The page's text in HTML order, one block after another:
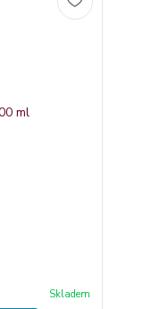
Skladem